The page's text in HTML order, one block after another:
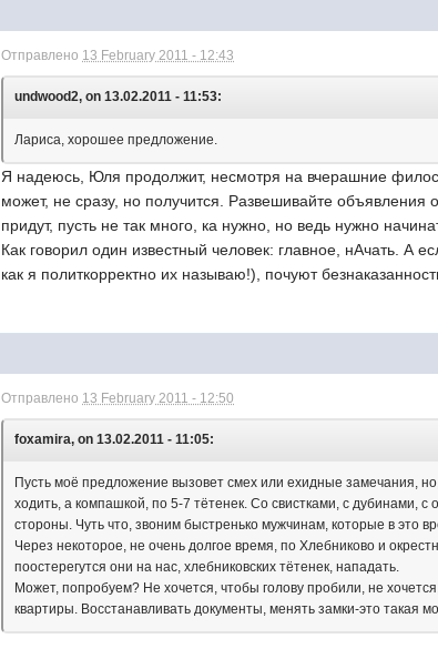
Отправлено 13 February 2011 - 12:43
undwood2, on 13.02.2011 - 11:53:
Лариса, хорошее предложение.
Я надеюсь, Юля продолжит, несмотря на вчерашние
может, не сразу, но получится. Развешивайте
придут, пусть не так много, ка нужно, но ведь нужно
Как говорил один известный человек: главное, нАчать. А
как я политкорректно их называю!), почуют
Отправлено 13 February 2011 - 12:50
foxamira, on 13.02.2011 - 11:05:
Пусть моё предложение вызовет смех или ехидные замечания,
ходить, а компашкой, по 5-7 тётенек. Со свистками, с дубинами,
стороны. Чуть что, звоним быстренько мужчинам, которые в это
Через некоторое, не очень долгое время, по Хлебниково и
поостерегутся они на нас, хлебниковских тётенек, нападать.
Может, попробуем? Не хочется, чтобы голову пробили, не
квартиры. Восстанавливать документы, менять замки-это такая